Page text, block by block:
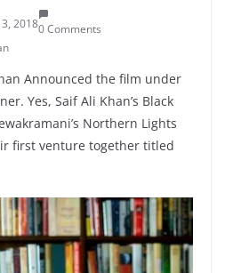
20180 Comments
Announced the film under
Yes, Saif Ali Khan’s Black
Northern Lights
first venture together titled